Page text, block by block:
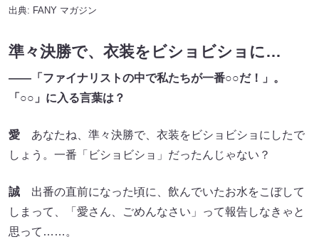
出典: FANY マガジン
準々決勝で、衣装をビショビショに…
――「ファイナリストの中で私たちが一番○○だ！」。
「○○」に入る言葉は？
愛 あなたね、準々決勝で、衣装をビショビショにしたで
しょう。一番「ビショビショ」だったんじゃない？
誠 出番の直前になった頃に、飲んでいたお水をこぼして
しまって、「愛さん、ごめんなさい」って報告しなきゃと
思って……。